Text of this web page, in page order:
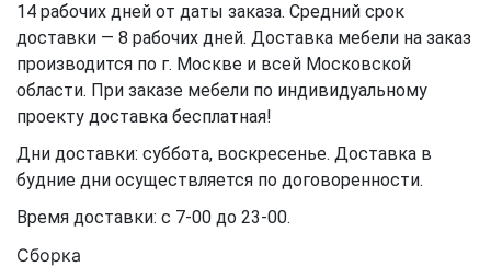
14 рабочих дней от даты заказа. Средний срок
доставки — 8 рабочих дней. Доставка мебели на заказ
производится по г. Москве и всей Московской
области. При заказе мебели по индивидуальному
проекту доставка бесплатная!
Дни доставки: суббота, воскресенье. Доставка в
будние дни осуществляется по договоренности.
Время доставки: с 7-00 до 23-00.
Сборка